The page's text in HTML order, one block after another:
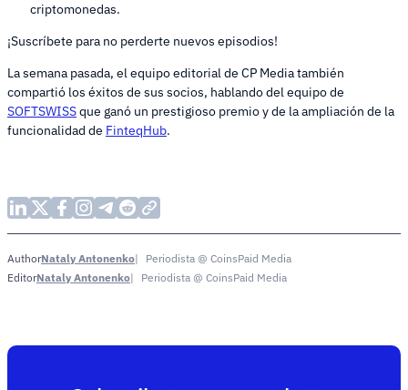
criptomonedas.
¡Suscríbete para no perderte nuevos episodios!
La semana pasada, el equipo editorial de CP Media también
compartió los éxitos de sus socios, hablando del equipo de
SOFTSWISSque ganó un prestigioso premio y de la ampliación de la
funcionalidad de FinteqHub.
AuthorNataly Antonenko
Periodista @ CoinsPaid Media
EditorNataly Antonenko Periodista @ CoinsPaid Media